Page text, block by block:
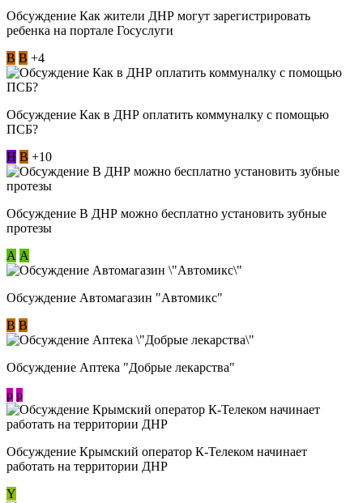
Обсуждение Как жители ДНР могут зарегистрировать
ребенка на портале Госуслуги
В В +4
Обсуждение Как в ДНР оплатить коммуналку с помощью
ПСБ?
Н В +10
Обсуждение В ДНР можно бесплатно установить зубные
протезы
А А
Обсуждение Автомагазин "Автомикс"
В В
Обсуждение Аптека "Добрые лекарства"
p p
Обсуждение Крымский оператор К-Телеком начинает
работать на территории ДНР
Y